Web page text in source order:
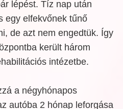
lépést. Tíz nap után
egy elfekvőnek tűnő
de azt nem engedtük. Így
került három
intézetbe.
a négyhónapos
autóba 2 hónap leforgása